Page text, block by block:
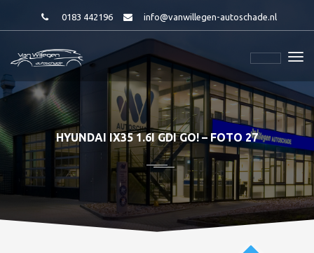
0183 442196 info@vanwillegen-autoschade.nl
HYUNDAI IX35 1.6I GDI GO! – FOTO 27